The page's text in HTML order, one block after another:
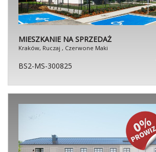
MIESZKANIE NA SPRZEDAŻ
Kraków, Ruczaj , Czerwone Maki
BS2-MS-300825